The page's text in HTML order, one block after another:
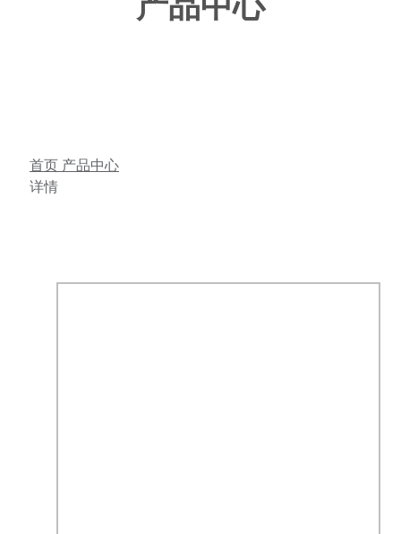
首页 产品中心
详情